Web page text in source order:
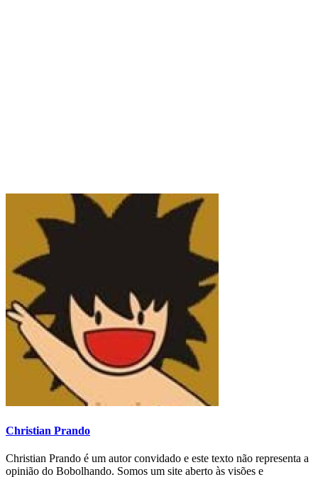
Christian Prando
Christian Prando é um autor convidado e este texto não representa a
opinião do Bobolhando. Somos um site aberto às visões e